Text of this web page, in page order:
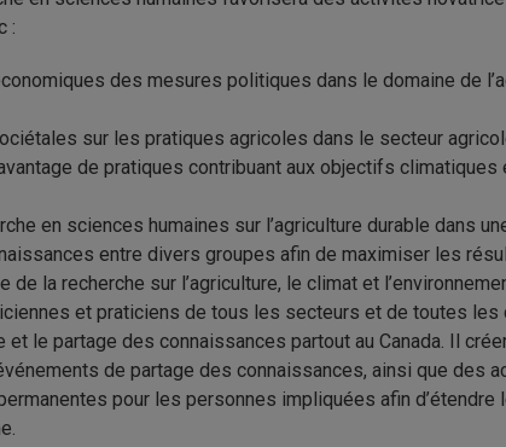
:
des mesures politiques dans le domaine de
sur les pratiques agricoles dans le secteur
de pratiques contribuant aux objectifs climatiques
en sciences humaines sur l’agriculture durable dans
entre divers groupes afin de maximiser les
la recherche sur l’agriculture, le climat et
et praticiens de tous les secteurs et de toutes les
et le partage des connaissances partout au Canada. Il
de partage des connaissances, ainsi que des
pour les personnes impliquées afin d’étendre